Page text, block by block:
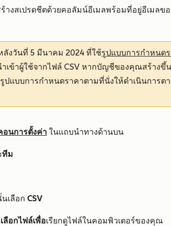
างสเปรดชีตด้วยคอลัมน์อีเมลพร้อมที่อยู่อีเมลข
งวันที่ 5 มีนาคม 2024 ที่ใช้รูปแบบการกำหนด
ำเข้าผู้ใช้จากไฟล์ CSV หากบัญชีของคุณสร้างขึ้
ปแบบการกำหนดราคาตามที่นั่งให้ดำเนินการ
อนการตั้งค่า ในแถบนำทางด้านบน
ทีม
เลือก CSV
ลือกไฟล์เพื่อเรียกดูไฟล์ในคอมพิวเตอร์ของคุณ